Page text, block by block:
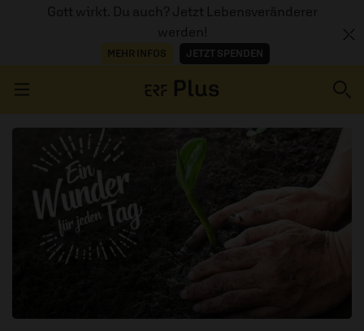
Gott wirkt. Du auch? Jetzt Lebensveränderer
werden!
MEHR INFOS JETZT SPENDEN
ERZÄHL MAL
AUDIOTHEK
PROGRAMM